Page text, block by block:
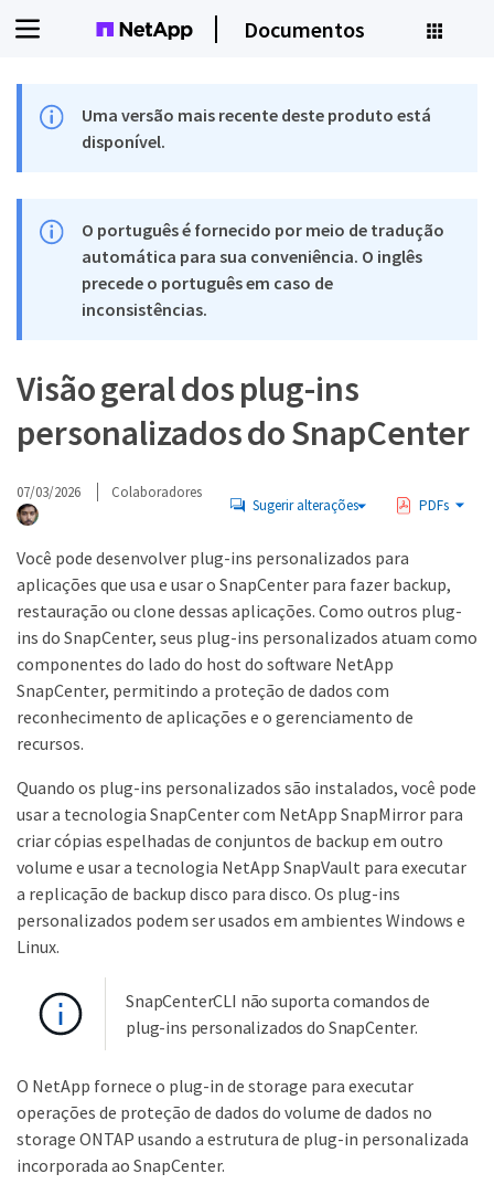
Documentos
Uma versão mais recente deste produto está
disponível.
O português é fornecido por meio de tradução
automática para sua conveniência. O inglês
precede o português em caso de
inconsistências.
Visão geral dos plug-ins
personalizados do SnapCenter
07/03/2026 Colaboradores
Sugerir alterações PDFs
Você pode desenvolver plug-ins personalizados para
aplicações que usa e usar o SnapCenter para fazer backup,
restauração ou clone dessas aplicações. Como outros plug-
ins do SnapCenter, seus plug-ins personalizados atuam como
componentes do lado do host do software NetApp
SnapCenter, permitindo a proteção de dados com
reconhecimento de aplicações e o gerenciamento de
recursos.
Quando os plug-ins personalizados são instalados, você pode
usar a tecnologia SnapCenter com NetApp SnapMirror para
criar cópias espelhadas de conjuntos de backup em outro
volume e usar a tecnologia NetApp SnapVault para executar
a replicação de backup disco para disco. Os plug-ins
personalizados podem ser usados em ambientes Windows e
Linux.
SnapCenterCLI não suporta comandos de
plug-ins personalizados do SnapCenter.
O NetApp fornece o plug-in de storage para executar
operações de proteção de dados do volume de dados no
storage ONTAP usando a estrutura de plug-in personalizada
incorporada ao SnapCenter.